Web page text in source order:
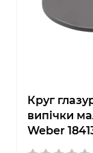
Круг
випічки
Weber